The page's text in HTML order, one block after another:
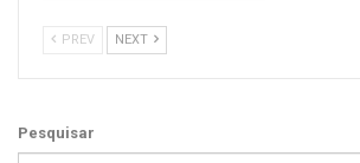
PREV NEXT
Pesquisar